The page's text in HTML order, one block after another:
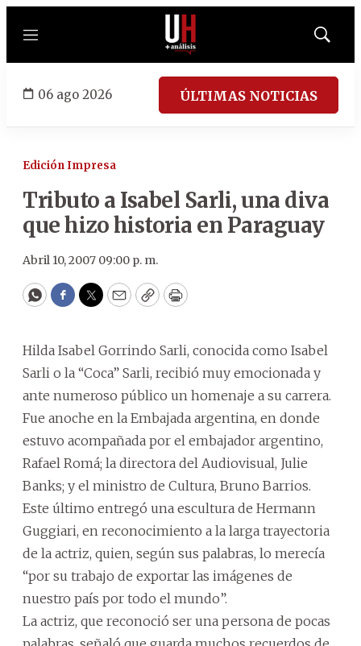
Menú
Mostrar
06 ago 2026 ÚLTIMAS NOTICIAS
Edición Impresa
Tributo a Isabel Sarli, una diva
que hizo historia en Paraguay
Abril 10, 2007 09:00 p. m.
WhatsApp
Facebook
Twitter
EmailCopyPrint
Hilda Isabel Gorrindo Sarli, conocida como Isabel
Sarli o la “Coca” Sarli, recibió muy emocionada y
ante numeroso público un homenaje a su carrera.
Fue anoche en la Embajada argentina, en donde
estuvo acompañada por el embajador argentino,
Rafael Romá; la directora del Audiovisual, Julie
Banks; y el ministro de Cultura, Bruno Barrios.
Este último entregó una escultura de Hermann
Guggiari, en reconocimiento a la larga trayectoria
de la actriz, quien, según sus palabras, lo merecía
“por su trabajo de exportar las imágenes de
nuestro país por todo el mundo”.
La actriz, que reconoció ser una persona de pocas